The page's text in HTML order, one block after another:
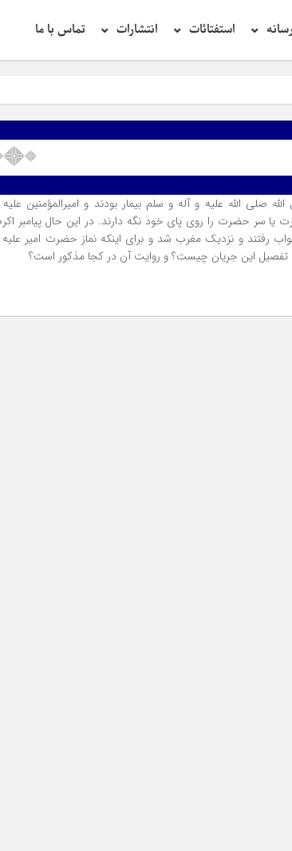
استفتائات انتشارات تماس با ما
صلی الله علیه و آله و سلم بیمار بودند و امیرالمؤمنین علیه
سر حضرت را روى پاى خود نگه دارند. در این حال پیامبر
رفتند و نزدیک مغرب شد و براى اینکه نماز حضرت امیر علیه
این جریان چیست؟ و روایت آن در کجا مذکور است؟